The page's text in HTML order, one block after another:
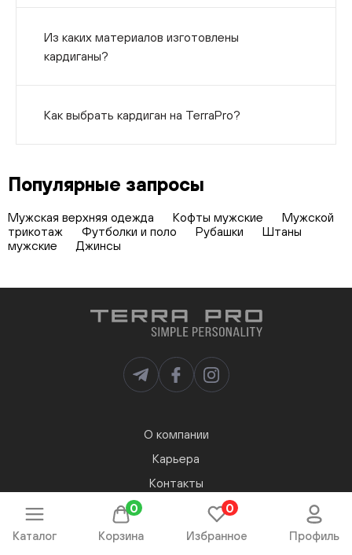
Из каких материалов изготовлены
кардиганы?
Как выбрать кардиган на TerraPro?
Популярные запросы
Мужская верхняя одежда Кофты мужские
Мужской
трикотаж
Футболки и поло Рубашки
Штаны
мужские
Джинсы
Каталог Корзина
0
Избранное
0
Профиль
О компании
Карьера
Контакты
Мой аккаунт